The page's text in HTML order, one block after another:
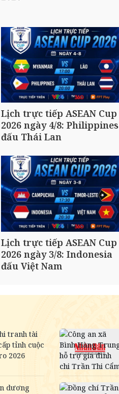
Lịch trực tiếp ASEAN Cup
2026 ngày 4/8: Philippines
đấu Thái Lan
Lịch trực tiếp ASEAN Cup
2026 ngày 3/8: Indonesia
đấu Việt Nam